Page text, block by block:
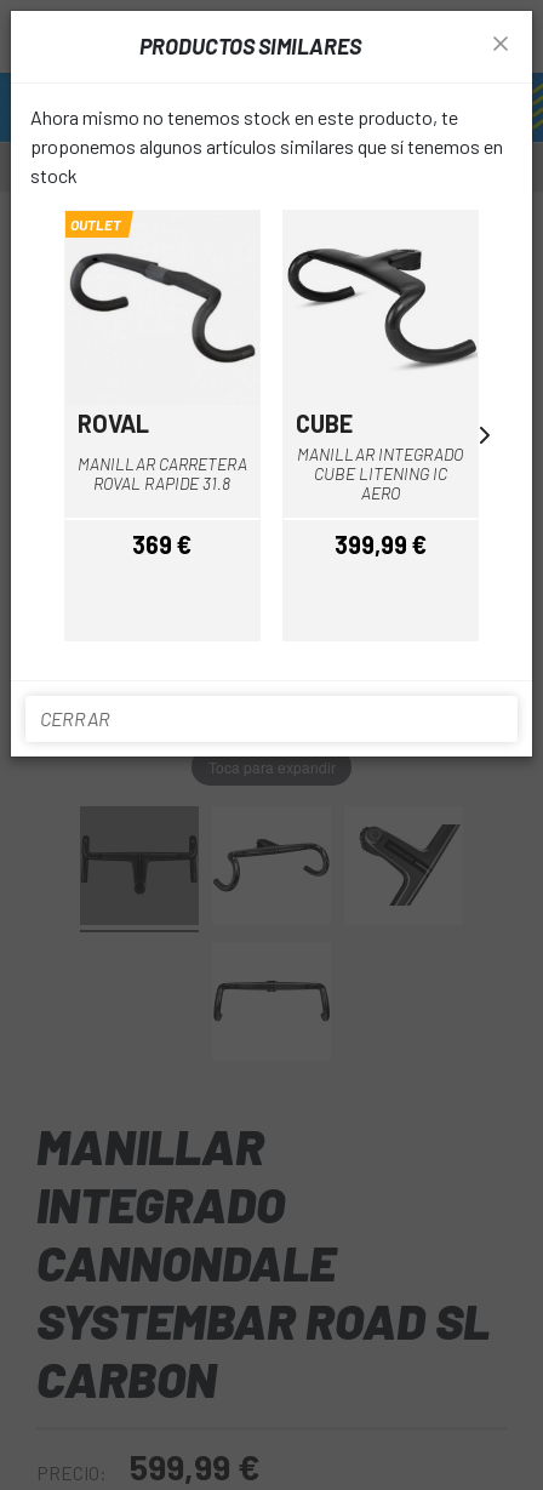
Toca para expandir
MANILLAR
INTEGRADO
CANNONDALE
SYSTEMBAR ROAD SL
CARBON
PRECIO: 599,99 €
PRODUCTOS SIMILARES
Ahora mismo no tenemos stock en este producto, te
proponemos algunos artículos similares que sí tenemos en
stock
OUTLET
ROVAL
MANILLAR CARRETERA
ROVAL RAPIDE 31.8
Precio
369 €
CUBE
MANILLAR INTEGRADO
CUBE LITENING IC
AERO
Precio
399,99 €
CERRAR